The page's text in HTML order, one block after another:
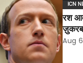
ICN
रश
Aug